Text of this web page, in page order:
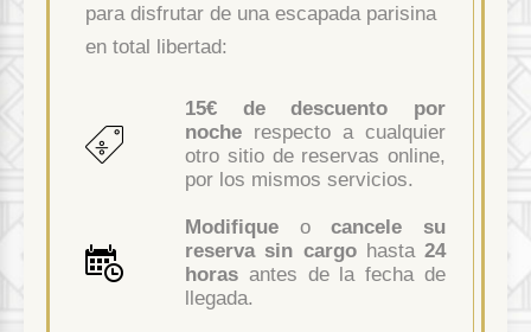
para disfrutar de una escapada parisina
en total libertad:
15€ de descuento por
noche respecto a cualquier
otro sitio de reservas online,
por los mismos servicios.
Modifique ocancele su
reserva sin cargo hasta 24
horas antes de la fecha de
llegada.